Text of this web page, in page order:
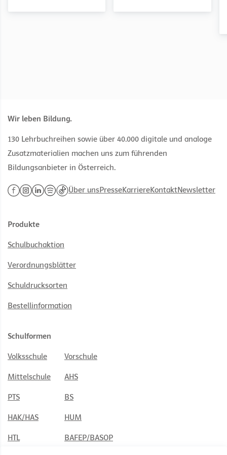
Wir leben Bildung.
130 Lehrbuchreihen sowie über 40.000 digitale und analoge
Zusatzmaterialien machen uns zum führenden
Bildungsanbieter in Österreich.
Über unsPresseKarriereKontaktNewsletter
Produkte
Schulbuchaktion
Verordnungsblätter
Schuldrucksorten
Bestellinformation
Schulformen
Volksschule Vorschule
Mittelschule AHS
PTS BS
HAK/HAS HUM
HTL BAFEP/BASOP